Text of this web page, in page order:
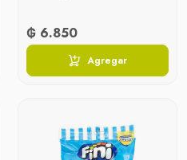
₲ 6.850
Agregar